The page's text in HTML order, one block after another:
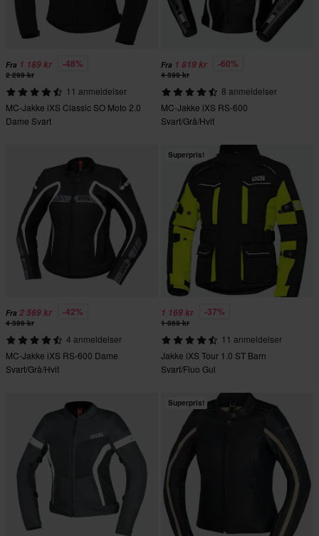
Fra 1 189 kr -48%
2 299 kr
11 anmeldelser
MC-Jakke iXS Classic SO Moto 2.0
Dame Svart
Fra 1 819 kr -60%
4 599 kr
8 anmeldelser
MC-Jakke iXS RS-600
Svart/Grå/Hvit
Fra 2 569 kr -42%
4 399 kr
4 anmeldelser
MC-Jakke iXS RS-600 Dame
Svart/Grå/Hvit
Superpris!
1 169 kr -37%
1 869 kr
11 anmeldelser
Jakke iXS Tour 1.0 ST Barn
Svart/Fluo Gul
Superpris!